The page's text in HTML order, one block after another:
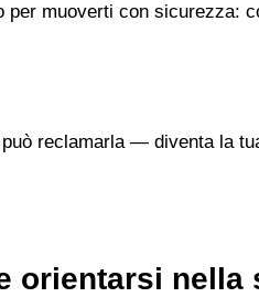
muoverti con sicurezza:
reclamarla — diventa la
orientarsi nella